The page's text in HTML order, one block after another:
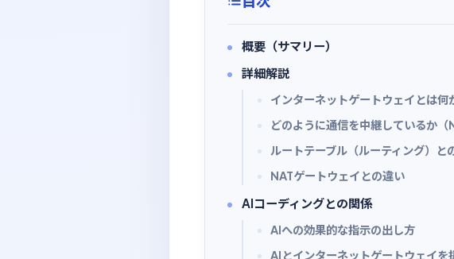
概要（サマリー）
詳細解説
インターネットゲートウェイとは何
どのように通信を中継しているか（
ルートテーブル（ルーティング）と
NATゲートウェイとの違い
AIコーディングとの関係
AIへの効果的な指示の出し方
AIとインターネットゲートウェイを